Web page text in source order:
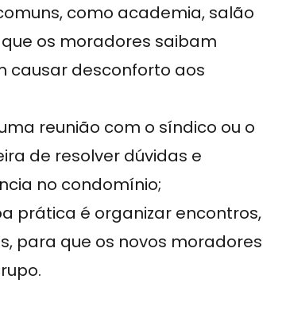
como academia, salão
os moradores saibam
causar desconforto aos
reunião com o síndico ou o
de resolver dúvidas e
no condomínio;
prática é organizar encontros,
para que os novos moradores